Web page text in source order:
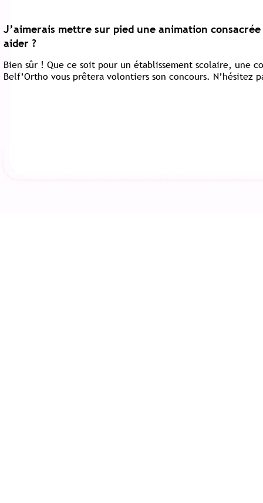
J’aimerais mettre sur pied une animation
aider ?
Bien sûr ! Que ce soit pour un établissement scolaire, une
Belf’Ortho vous prêtera volontiers son concours. N’hésitez